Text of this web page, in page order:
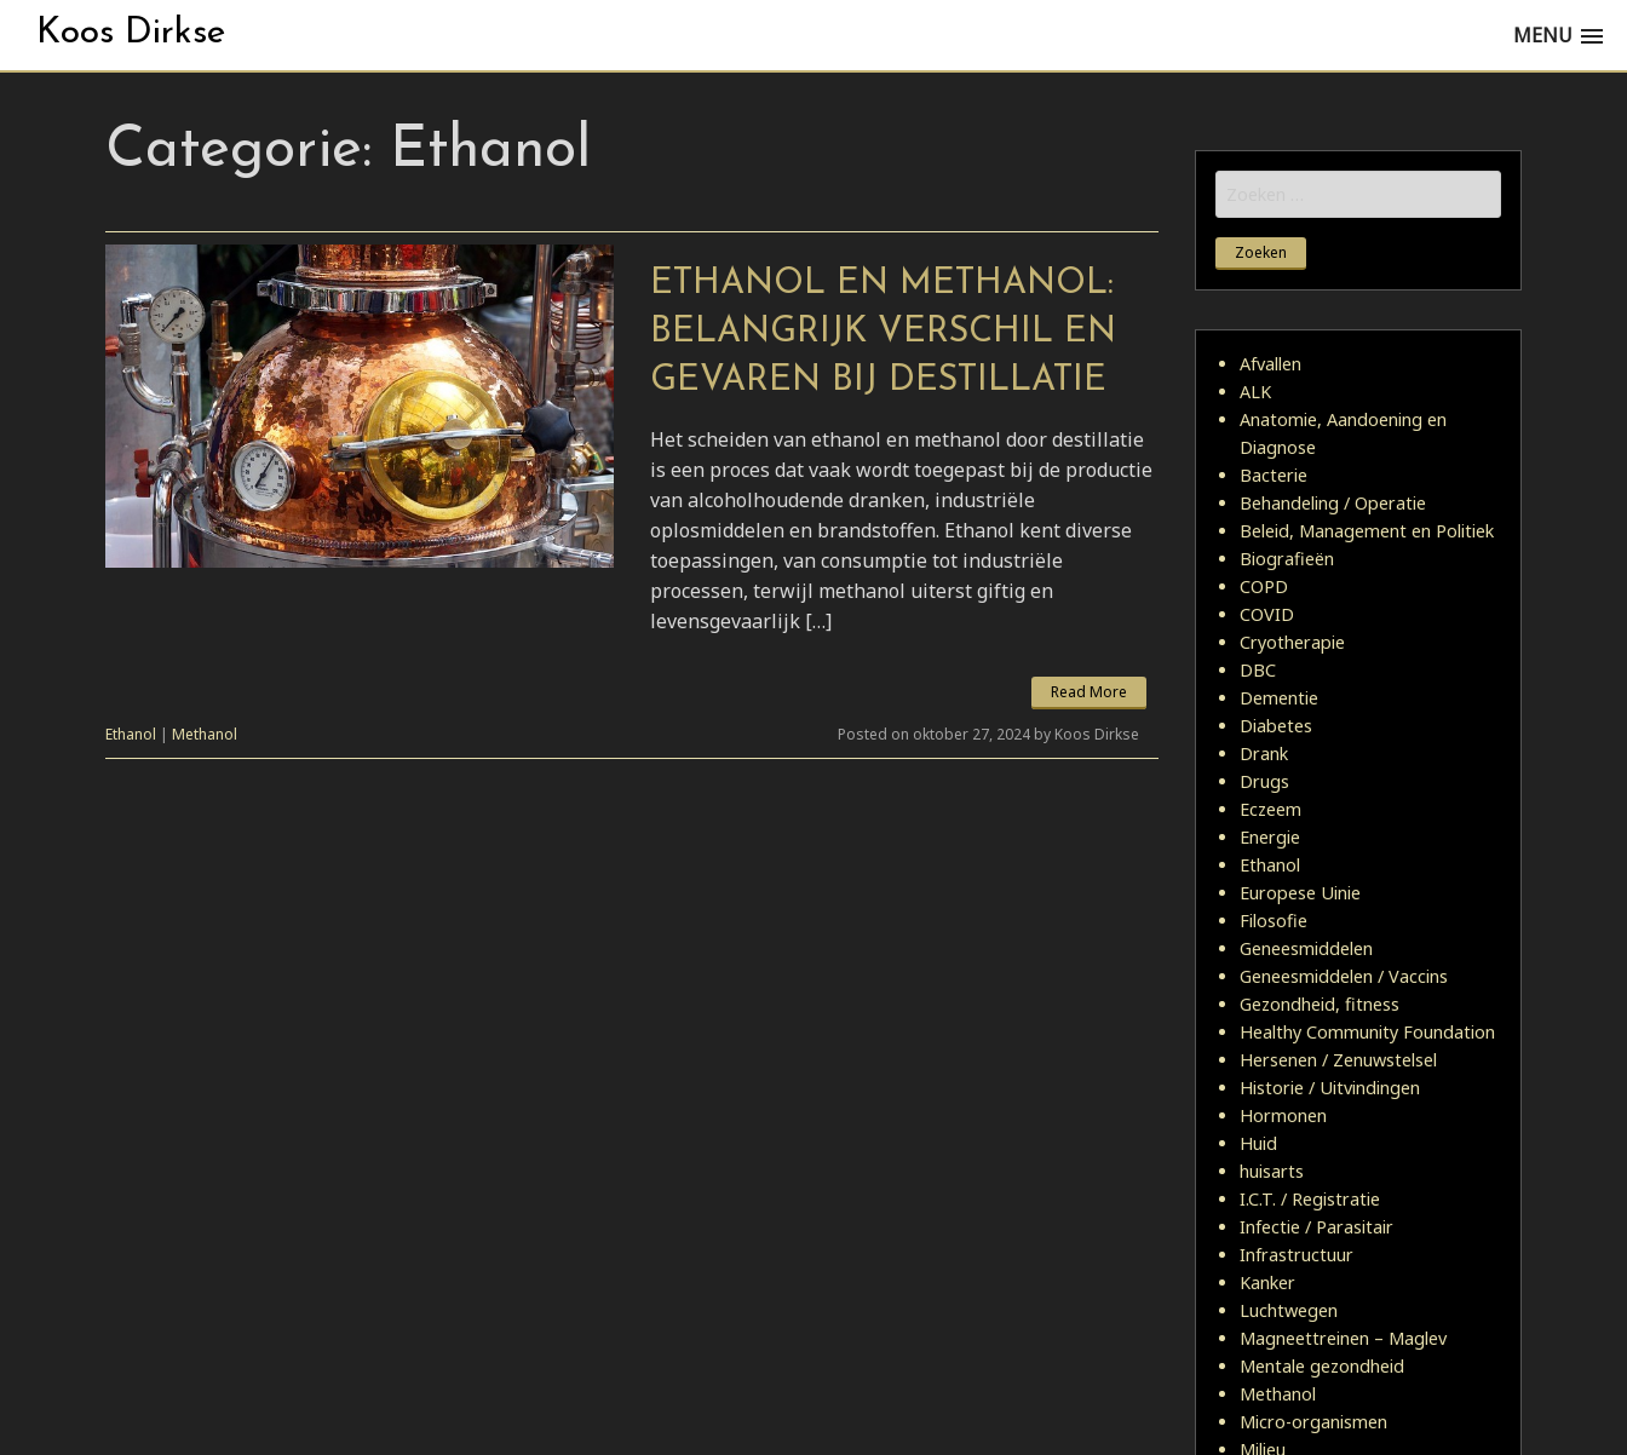
Koos Dirkse MENU
Categorie: Ethanol
ETHANOL EN METHANOL:
BELANGRIJK VERSCHIL EN
GEVAREN BIJ DESTILLATIE
Het scheiden van ethanol en methanol door destillatie
is een proces dat vaak wordt toegepast bij de productie
van alcoholhoudende dranken, industriële
oplosmiddelen en brandstoffen. Ethanol kent diverse
toepassingen, van consumptie tot industriële
processen, terwijl methanol uiterst giftig en
levensgevaarlijk […]
Read More
Ethanol | Methanol Posted on oktober 27, 2024 by Koos Dirkse
naar:
Afvallen
ALK
Anatomie, Aandoening en
Diagnose
Bacterie
Behandeling / Operatie
Beleid, Management en Politiek
Biografieën
COPD
COVID
Cryotherapie
DBC
Dementie
Diabetes
Drank
Drugs
Eczeem
Energie
Ethanol
Europese Uinie
Filosofie
Geneesmiddelen
Geneesmiddelen / Vaccins
Gezondheid, fitness
Healthy Community Foundation
Hersenen / Zenuwstelsel
Historie / Uitvindingen
Hormonen
Huid
huisarts
I.C.T. / Registratie
Infectie / Parasitair
Infrastructuur
Kanker
Luchtwegen
Magneettreinen – Maglev
Mentale gezondheid
Methanol
Micro-organismen
Milieu